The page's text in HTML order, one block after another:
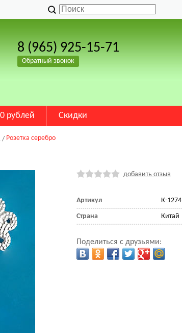
8 (965) 925-15-71
Обратный звонок
рублей Скидки
Розетка серебро
добавить отзыв
Артикул К-1274
Страна Китай
Поделиться с друзьями: